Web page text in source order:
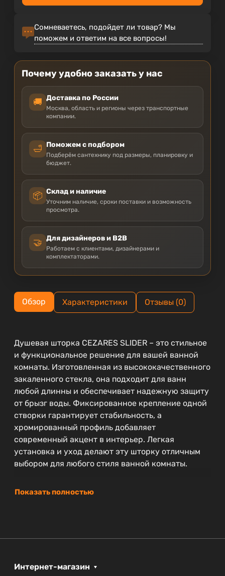
Сомневаетесь, подойдет ли товар? Мы
поможем и ответим на все вопросы!
Почему удобно заказать у нас
🚚 Доставка по России
Москва, область и регионы через транспортные
компании.
🛁 Поможем с подбором
Подберём сантехнику под размеры, планировку и
бюджет.
📦 Склад и наличие
Уточним наличие, сроки поставки и возможность
просмотра.
🤝 Для дизайнеров и B2B
Работаем с клиентами, дизайнерами и
комплектаторами.
Обзор Характеристики Отзывы (0)
Душевая шторка CEZARES SLIDER – это стильное
и функциональное решение для вашей ванной
комнаты. Изготовленная из высококачественного
закаленного стекла, она подходит для ванн
любой длинны и обеспечивает надежную защиту
от брызг воды. Фиксированное крепление одной
створки гарантирует стабильность, а
хромированный профиль добавляет
современный акцент в интерьер. Легкая
установка и уход делают эту шторку отличным
выбором для любого стиля ванной комнаты.
Показать полностью
Интернет-магазин